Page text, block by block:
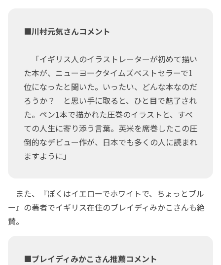
■川村元気さんコメント
「イギリス人のイラストレーターが初めて描い
た本が、ニューヨークタイムズベストセラーで1
位になったと聞いた。いったい、どんな本なのだ
ろうか？ と思い手に取ると、ひと目で魅了され
た。ペン1本で描かれた圧巻のイラストと、すべ
ての人生に寄り添う言葉。英米を席巻したこの圧
倒的なデビュー作が、日本でも多くの人に読まれ
ますように」
また、『ぼくはイエローでホワイトで、ちょっとブル
ー』の著者でイギリス在住のブレイディみかこさんも絶
賛。
■ブレイディみかこさん推薦コメント